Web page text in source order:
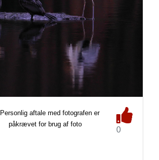
Personlig aftale med fotografen er
påkrævet for brug af foto
0